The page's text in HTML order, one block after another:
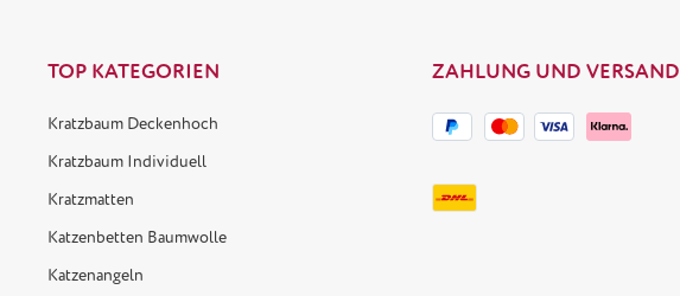
TOP KATEGORIEN
Kratzbaum Deckenhoch
Kratzbaum Individuell
Kratzmatten
Katzenbetten Baumwolle
Katzenangeln
ZAHLUNG UND VERSAND